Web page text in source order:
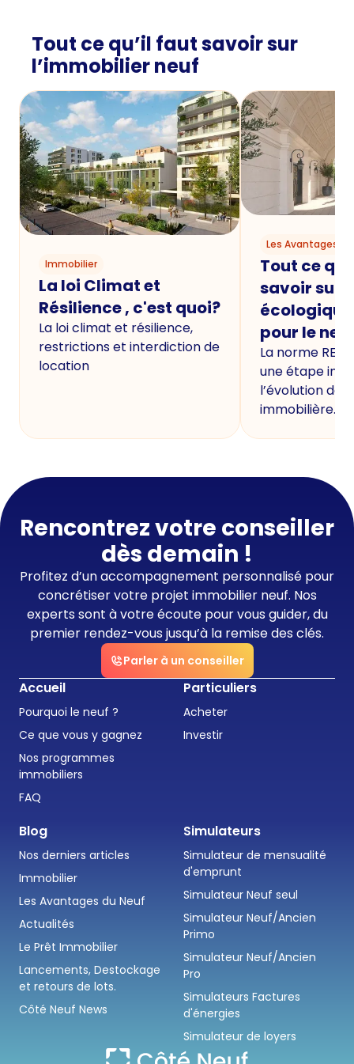
Tout ce qu’il faut savoir sur
l’immobilier neuf
Immobilier
La loi Climat et
Résilience , c'est quoi?
La loi climat et résilience,
restrictions et interdiction de
location
Les Avantages
Tout ce
savoir sur
écologique
pour le
La norme
une étape
l’évolution de
immobilière.
Rencontrez votre conseiller
dès demain !
Profitez d’un accompagnement personnalisé pour
concrétiser votre projet immobilier neuf. Nos
experts sont à votre écoute pour vous guider, du
premier rendez-vous jusqu’à la remise des clés.
Parler à un conseiller
Accueil
Pourquoi le neuf ?
Ce que vous y gagnez
Nos programmes
immobiliers
FAQ
Particuliers
Acheter
Investir
Blog
Nos derniers articles
Immobilier
Les Avantages du Neuf
Actualités
Le Prêt Immobilier
Lancements, Destockage
et retours de lots.
Côté Neuf News
Simulateurs
Simulateur de mensualité
d'emprunt
Simulateur Neuf seul
Simulateur Neuf/Ancien
Primo
Simulateur Neuf/Ancien
Pro
Simulateurs Factures
d'énergies
Simulateur de loyers